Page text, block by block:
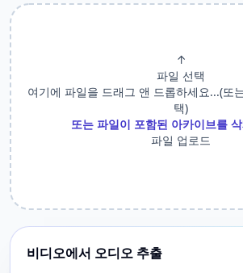
↑
파일 선택
여기에 파일을 드래그 앤 드롭하세요...(또
택)
또는 파일이 포함된 아카이브를
파일 업로드
비디오에서 오디오 추출